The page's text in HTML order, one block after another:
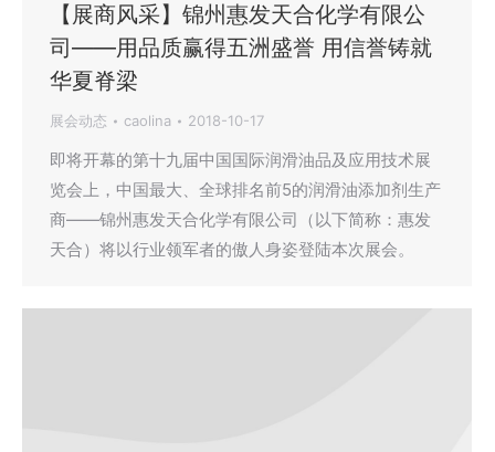
【展商风采】锦州惠发天合化学有限公
司——用品质赢得五洲盛誉 用信誉铸就
华夏脊梁
展会动态 caolina 2018-10-17
即将开幕的第十九届中国国际润滑油品及应用技术展
览会上，中国最大、全球排名前5的润滑油添加剂生产
商——锦州惠发天合化学有限公司（以下简称：惠发
天合）将以行业领军者的傲人身姿登陆本次展会。